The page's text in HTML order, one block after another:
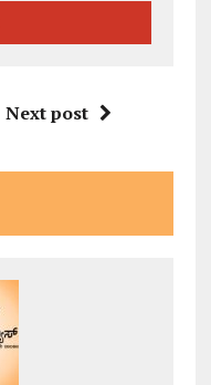
Next post